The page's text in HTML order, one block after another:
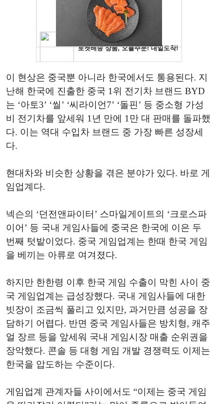
이 현상은 중국뿐 아니라 한국에서도 통용된다. 지
난해 한국에 진출한 중국 1위 전기차 브랜드 BYD
는 ‘아토3’ ‘씰’ ‘씨라이언7’ ‘돌핀’ 등 중소형 가성
비 전기차를 앞세워 1년 만에 1만 대 판매를 돌파했
다. 이는 역대 수입차 브랜드 중 가장 빠른 성장세
다.
현대차와 비슷한 상황을 겪은 분야가 있다. 바로 게
임업계다.
넥슨의 ‘던전앤파이터’ 스마일게이트의 ‘크로스파
이어’ 등 국내 게임사들에 중국은 한국에 이은 두
번째 텃밭이었다. 중국 게임업계는 한때 한국 게임
을 베끼는 아류로 여겨졌다.
하지만 한한령 이후 한국 게임 수출이 막힌 사이 중
국 게임업계는 급성장했다. 국내 게임사들에 대한
빗장이 조금씩 풀리고 있지만, 과거만큼 성공을 장
담하기 어렵다. 반면 중국 게임사들은 방치형, 캐주
얼 장르 등을 앞세워 국내 게임시장 매출 순위권을
장악했다. 콘솔 등 대형 게임 개발 경쟁력도 이제는
한국을 압도하는 수준이다.
게임업계 관계자들 사이에서도 “이제는 중국 게임